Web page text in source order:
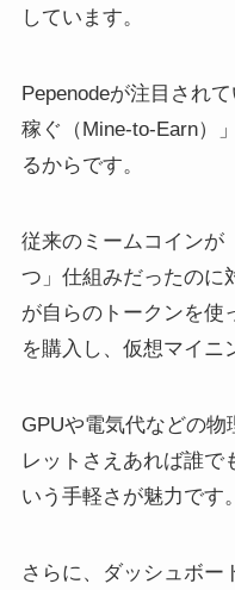
しています。
Pepenodeが注目され
稼ぐ（Mine-to-Earn）
るからです。
従来のミームコインが
つ」仕組みだったのに
が自らのトークンを使
を購入し、仮想マイニ
GPUや電気代などの物
レットさえあれば誰で
いう手軽さが魅力です。
さらに、ダッシュボー